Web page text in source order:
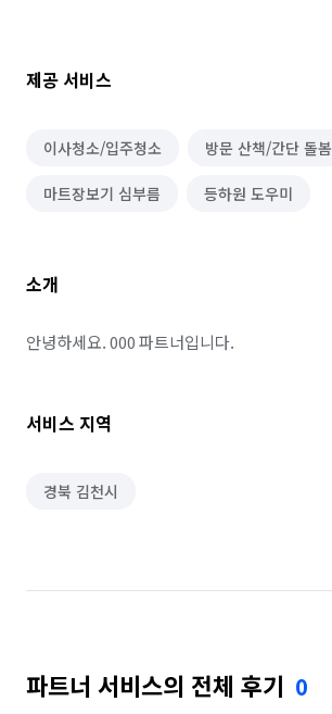
제공 서비스
이사청소/입주청소 방문 산책/간단 돌봄
마트장보기 심부름 등하원 도우미
소개
안녕하세요. 000 파트너입니다.
서비스 지역
경북 김천시
파트너 서비스의 전체 후기 0